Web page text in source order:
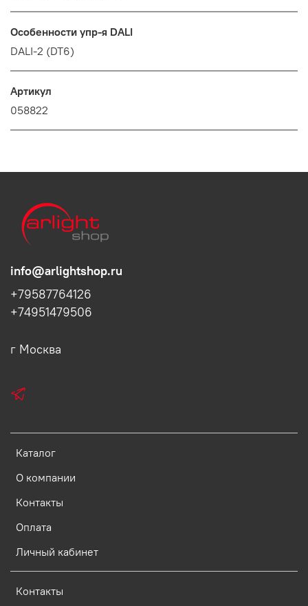
Особенности упр-я DALI
DALI-2 (DT6)
Артикул
058822
Каталог
О компании
Контакты
Оплата
Личный кабинет
Контакты
info@arlightshop.ru
+79587764126
+74951479506
г Москва